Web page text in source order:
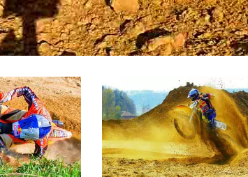
2008-
KTM
KTM
Suzuki 1997-2005
Chris Moeckli fährt Suzuki
Motocross Suzuki